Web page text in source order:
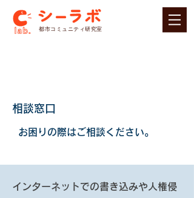
​都市コミュニティ研究室
相談窓口
お困りの際はご相談ください。
インターネットでの書き込みや人権侵